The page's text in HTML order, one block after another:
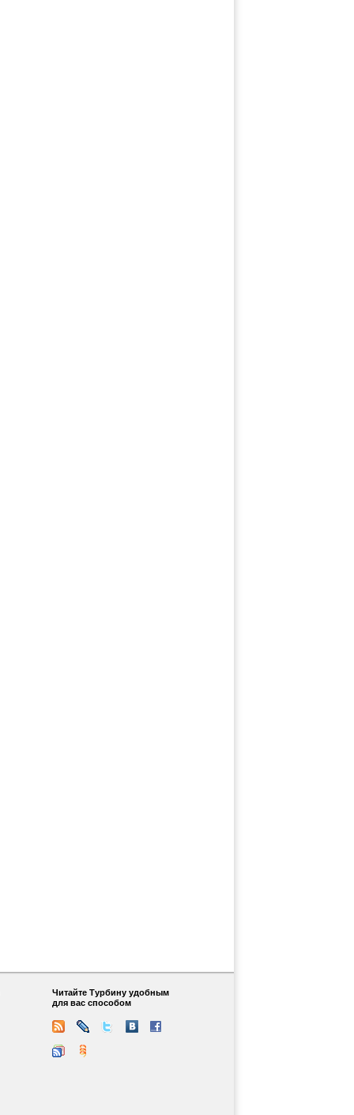
Читайте Турбину удобным
для вас способом